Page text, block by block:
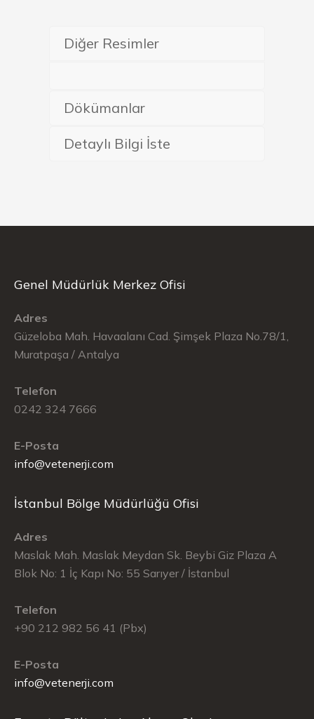
Diğer Resimler
Dökümanlar
Detaylı Bilgi İste
Genel Müdürlük Merkez Ofisi
Adres
Güzeloba Mah. Havaalanı Cad. Şimşek Plaza No.78/1,
Muratpaşa / Antalya
Telefon
0242 324 7666
E-Posta
info@vetenerji.com
İstanbul Bölge Müdürlüğü Ofisi
Adres
Maslak Mah. Maslak Meydan Sk. Beybi Giz Plaza A
Blok No: 1 İç Kapı No: 55 Sarıyer / İstanbul
Telefon
+90 212 982 56 41 (Pbx)
E-Posta
info@vetenerji.com